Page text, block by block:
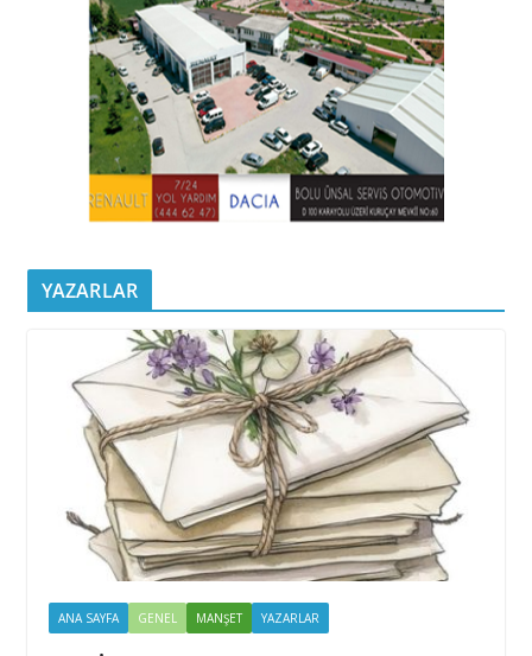
YAZARLAR
ANA SAYFA GENEL MANŞET YAZARLAR